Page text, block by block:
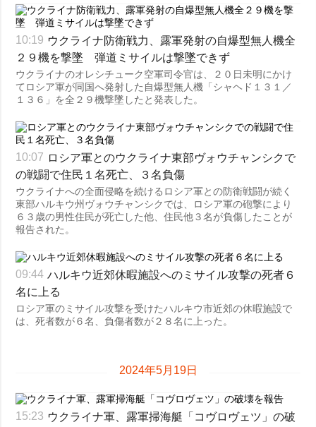
10:19 ウクライナ防衛戦力、露軍発射の自爆型無人機全
２９機を撃墜 弾道ミサイルは撃墜できず
ウクライナのオレシチューク空軍司令官は、２０日未明にかけ
てロシア軍が同国へ発射した自爆型無人機「シャヘド１３１／
１３６」を全２９機撃墜したと発表した。
10:07 ロシア軍とのウクライナ東部ヴォウチャンシクで
の戦闘で住民１名死亡、３名負傷
ウクライナへの全面侵略を続けるロシア軍との防衛戦闘が続く
東部ハルキウ州ヴォウチャンシクでは、ロシア軍の砲撃により
６３歳の男性住民が死亡した他、住民他３名が負傷したことが
報告された。
09:44 ハルキウ近郊休暇施設へのミサイル攻撃の死者６
名に上る
ロシア軍のミサイル攻撃を受けたハルキウ市近郊の休暇施設で
は、死者数が６名、負傷者数が２８名に上った。
2024年5月19日
15:23 ウクライナ軍、露軍掃海艇「コヴロヴェツ」の破